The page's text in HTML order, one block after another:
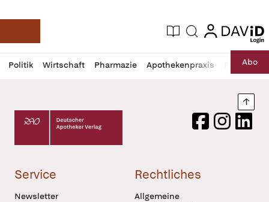
Deutsche Apotheker Zeitung
Aktuelle Ausgabe
Suche login
login
Politik Wirtschaft Pharmazie Apothekenpraxis RechtAbo
Profil
öffnen
Daz
Pur
Deutscher Apotheker Verlag Logo
FacebookInstagram
Service
Newsletter
Rechtliches
Allgemeine